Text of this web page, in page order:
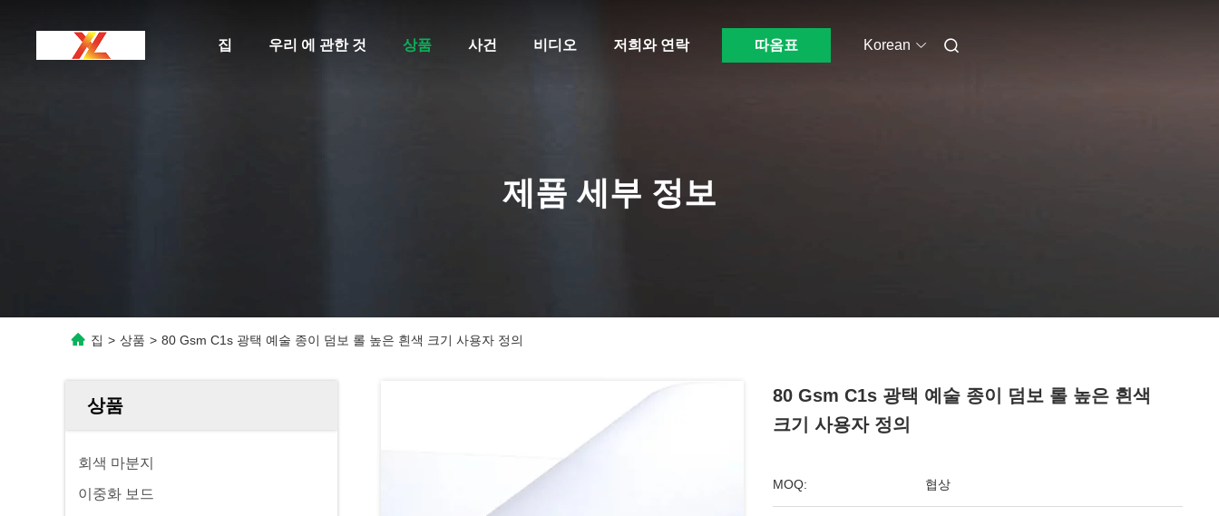
집 우리 에 관한 것 상품 사건 비디오 저희와 연락 따옴표 Korean
제품 세부 정보
집 > 상품 > 80 Gsm C1s 광택 예술 종이 덤보 롤 높은 흰색 크기 사용자 정의
상품
회색 마분지
이중화 보드
80 Gsm C1s 광택 예술 종이 덤보 롤 높은 흰색
크기 사용자 정의
MOQ: 협상